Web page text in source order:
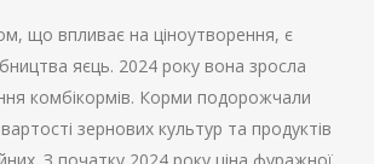
що впливає на ціноутворення, є
яєць. 2024 року вона зросла
комбікормів. Корми подорожчали
зернових культур та продуктів